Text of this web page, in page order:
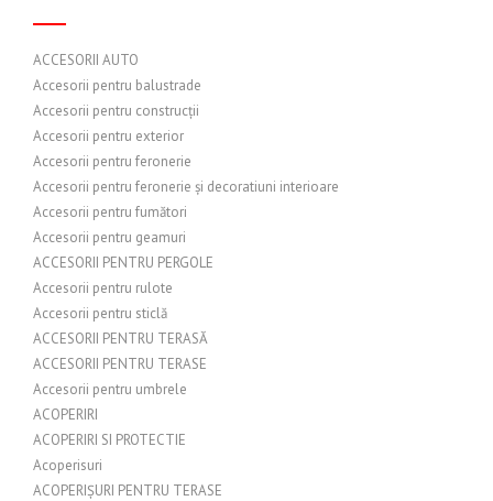
ACCESORII AUTO
Accesorii pentru balustrade
Accesorii pentru construcții
Accesorii pentru exterior
Accesorii pentru feronerie
Accesorii pentru feronerie și decoratiuni interioare
Accesorii pentru fumători
Accesorii pentru geamuri
ACCESORII PENTRU PERGOLE
Accesorii pentru rulote
Accesorii pentru sticlă
ACCESORII PENTRU TERASĂ
ACCESORII PENTRU TERASE
Accesorii pentru umbrele
ACOPERIRI
ACOPERIRI SI PROTECTIE
Acoperisuri
ACOPERIȘURI PENTRU TERASE